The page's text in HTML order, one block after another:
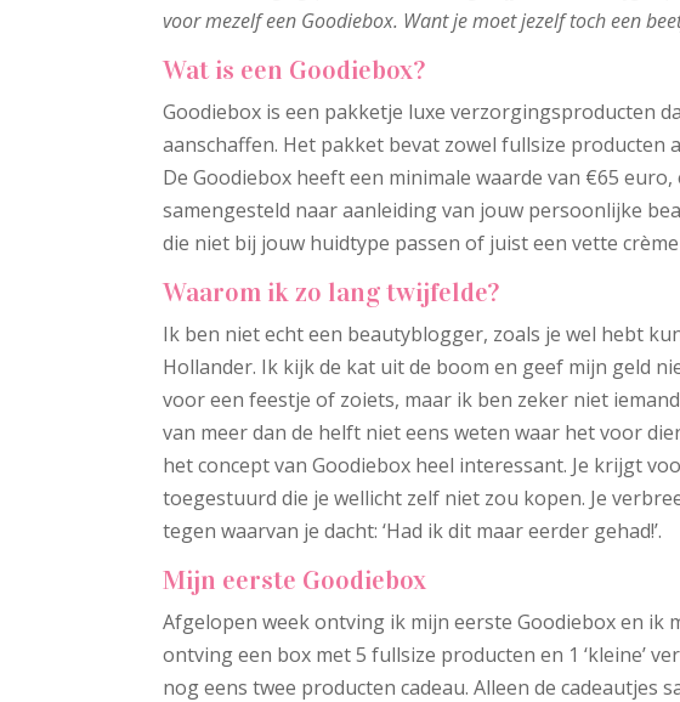
voor mezelf een Goodiebox. Want je moet jezelf toch een
Wat is een Goodiebox?
Goodiebox is een pakketje luxe verzorgingsproducten
aanschaffen. Het pakket bevat zowel fullsize producten
De Goodiebox heeft een minimale waarde van €65
samengesteld naar aanleiding van jouw persoonlijke
die niet bij jouw huidtype passen of juist een vette
Waarom ik zo lang twijfelde?
Ik ben niet echt een beautyblogger, zoals je wel hebt
Hollander. Ik kijk de kat uit de boom en geef mijn geld
voor een feestje of zoiets, maar ik ben zeker niet
van meer dan de helft niet eens weten waar het voor
het concept van Goodiebox heel interessant. Je krijgt
toegestuurd die je wellicht zelf niet zou kopen. Je
tegen waarvan je dacht: ‘Had ik dit maar eerder gehad!’.
Mijn eerste Goodiebox
Afgelopen week ontving ik mijn eerste Goodiebox en ik
ontving een box met 5 fullsize producten en 1 ‘kleine’
nog eens twee producten cadeau. Alleen de cadeautjes